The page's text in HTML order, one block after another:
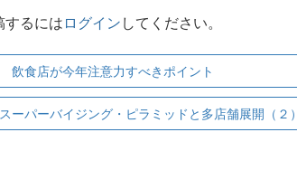
するには ログイン してください。
飲食店が今年注意力すべきポイント
ーパーバイジング・ピラミッドと多店舗展開（２）